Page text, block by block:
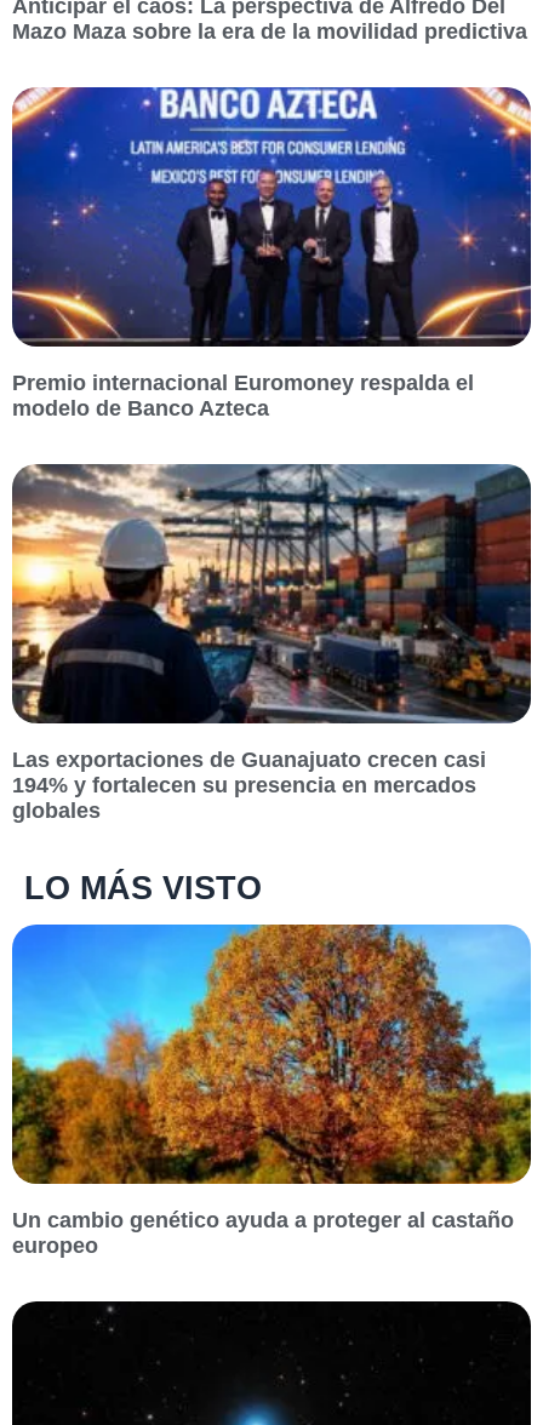
Anticipar el caos: La perspectiva de Alfredo Del
Mazo Maza sobre la era de la movilidad predictiva
Premio internacional Euromoney respalda el
modelo de Banco Azteca
Las exportaciones de Guanajuato crecen casi
194% y fortalecen su presencia en mercados
globales
LO MÁS VISTO
Un cambio genético ayuda a proteger al castaño
europeo